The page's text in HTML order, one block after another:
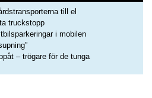
till el
truckstopp
i mobilen
– trögare för de tunga